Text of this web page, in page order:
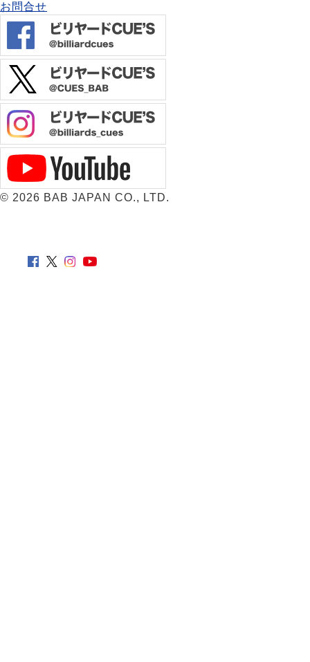
お問合せ
© 2026 BAB JAPAN CO., LTD.